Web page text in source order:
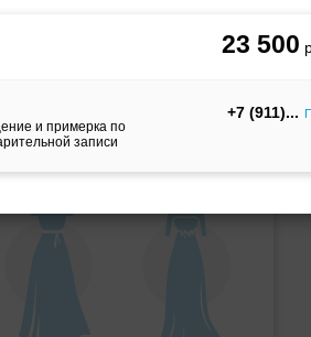
23 500
и примерка по
записи
+7 (911)
Принцесса